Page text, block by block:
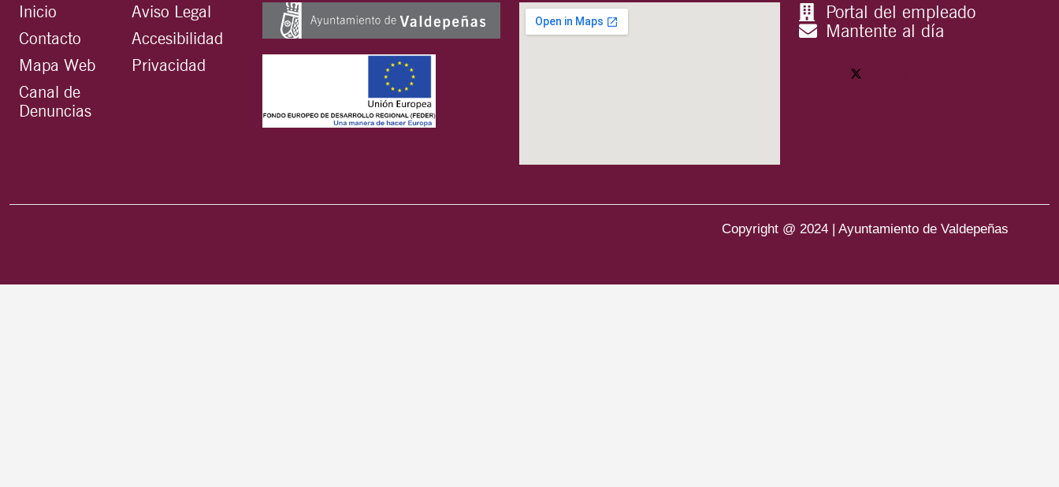
Inicio
Contacto
Mapa Web
Canal de
Denuncias
Aviso Legal
Accesibilidad
Privacidad
Portal del empleado
Mantente al día
Copyright @ 2024 | Ayuntamiento de Valdepeñas